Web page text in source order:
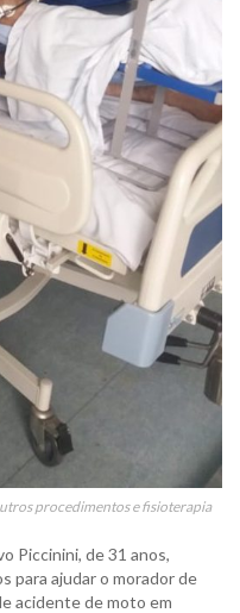
procedimentos e fisioterapia
Piccinini, de 31 anos,
para ajudar o morador de
acidente de moto em